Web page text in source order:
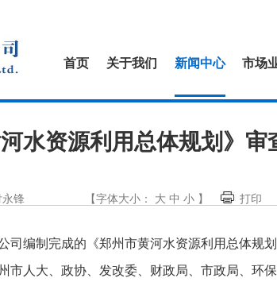
首页 关于我们 新闻中心 市场
河水资源利用总体规划》
锋 【字体大小： 大 中 小 】 打印
司编制完成的《郑州市黄河水资源利用总体规
人大、政协、发改委、财政局、市政局、环